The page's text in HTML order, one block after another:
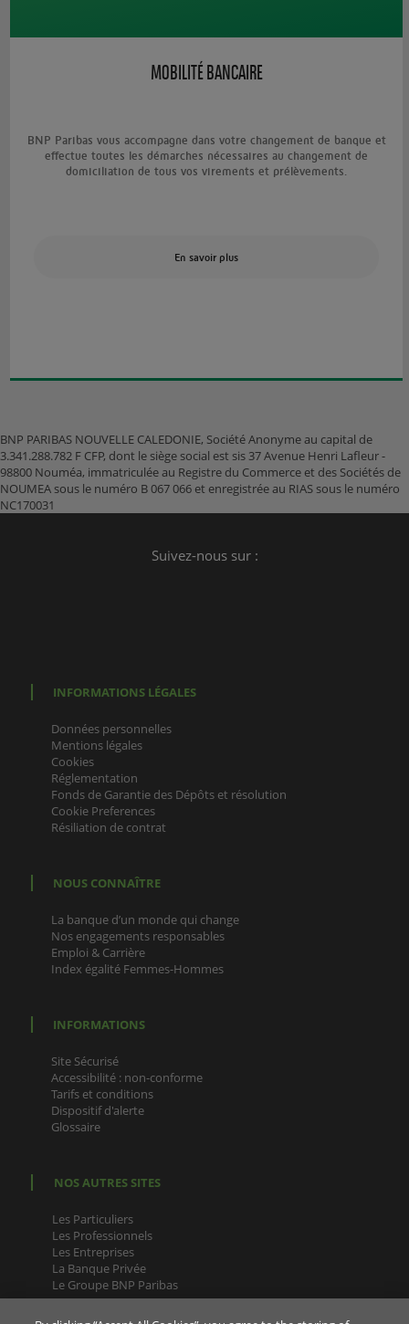
MOBILITÉ BANCAIRE
BNP Paribas vous accompagne dans votre changement de banque et
effectue toutes les démarches nécessaires au changement de
domiciliation de tous vos virements et prélèvements.
En savoir plus
BNP PARIBAS NOUVELLE CALEDONIE, Société Anonyme au capital de
3.341.288.782 F CFP, dont le siège social est sis 37 Avenue Henri Lafleur -
98800 Nouméa, immatriculée au Registre du Commerce et des Sociétés de
NOUMEA sous le numéro B 067 066 et enregistrée au RIAS sous le numéro
NC170031
Suivez-nous sur :
INFORMATIONS LÉGALES
Données personnelles
Mentions légales
Cookies
Réglementation
Fonds de Garantie des Dépôts et résolution
Cookie Preferences
Résiliation de contrat
NOUS CONNAÎTRE
La banque d’un monde qui change
Nos engagements responsables
Emploi & Carrière
Index égalité Femmes-Hommes
INFORMATIONS
Site Sécurisé
Accessibilité : non-conforme
Tarifs et conditions
Dispositif d'alerte
Glossaire
NOS AUTRES SITES
Les Particuliers
Les Professionnels
Les Entreprises
La Banque Privée
Le Groupe BNP Paribas